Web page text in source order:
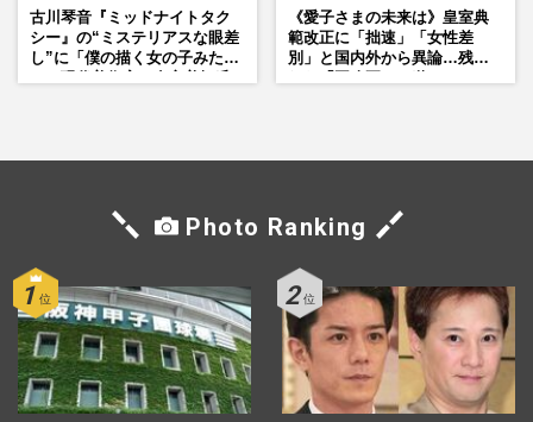
古川琴音『ミッドナイトタク
シー』の“ミステリアスな眼差
し”に「僕の描く女の子みた
《愛子さまの未来は》皇室典
範改正に「拙速」「女性差
別」と国内外から異論…残さ
Photo Ranking